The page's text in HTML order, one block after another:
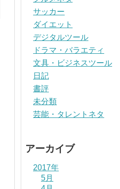
サッカー
ダイエット
デジタルツール
ドラマ・バラエティ
文具・ビジネスツール
日記
書評
未分類
芸能・タレントネタ
アーカイブ
2017年
5月